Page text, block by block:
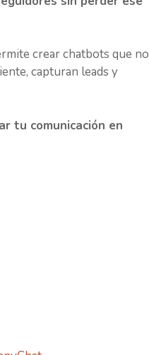
crear chatbots que no
capturan leads y
tu comunicación en